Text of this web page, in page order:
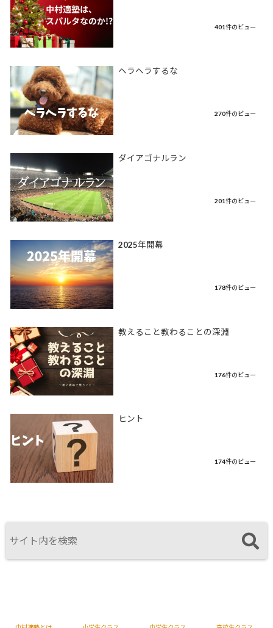
401件のビュー
ヘラヘラするな
270件のビュー
ダイアゴナルラン
201件のビュー
2025年開幕
178件のビュー
教えること教わることの深淵
176件のビュー
ヒント
174件のビュー